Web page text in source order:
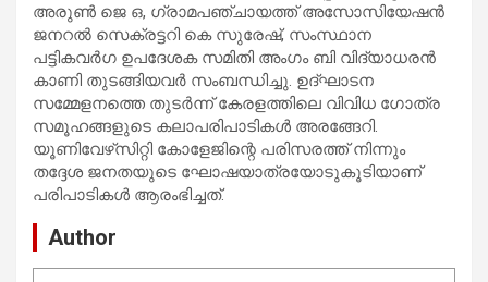
അരുൺ ജെ ഒ, ഗ്രാമപഞ്ചായത്ത് അസോസിയേഷൻ
ജനറൽ സെക്രട്ടറി കെ സുരേഷ്, സംസ്ഥാന
പട്ടികവർഗ ഉപദേശക സമിതി അംഗം ബി വിദ്യാധരൻ
കാണി തുടങ്ങിയവർ സംബന്ധിച്ചു. ഉദ്ഘാടന
സമ്മേളനത്തെ തുടർന്ന് കേരളത്തിലെ വിവിധ ഗോത്ര
സമൂഹങ്ങളുടെ കലാപരിപാടികൾ അരങ്ങേറി.
യൂണിവേഴ്‌സിറ്റി കോളേജിന്റെ പരിസരത്ത് നിന്നും
തദ്ദേശ ജനതയുടെ ഘോഷയാത്രയോടുകൂടിയാണ്
പരിപാടികൾ ആരംഭിച്ചത്.
Author